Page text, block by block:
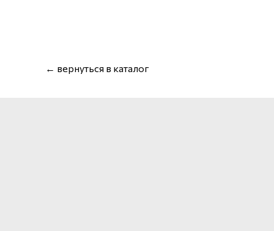
← вернуться в каталог